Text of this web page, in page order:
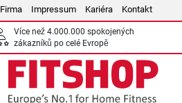
Firma Impressum Kariéra Kontakt
Více než 4.000.000 spokojených
zákazníků po celé Evropě